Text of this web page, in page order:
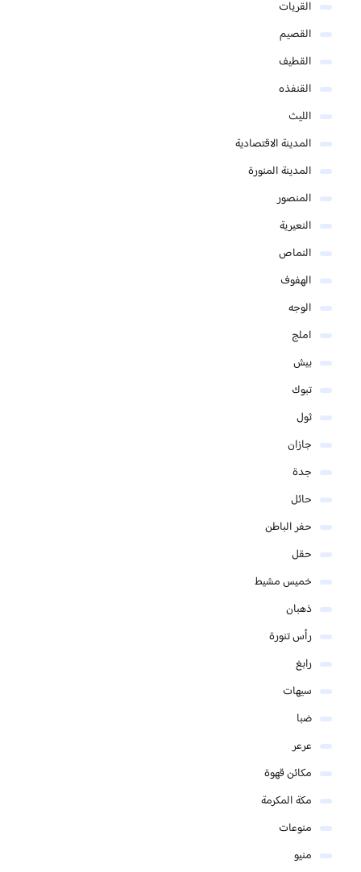
القريات
القصيم
القطيف
القنفذه
الليث
المدينة الاقتصادية
المدينة المنورة
المنصور
النعيرية
النماص
الهفوف
الوجه
املج
بيش
تبوك
ثول
جازان
جدة
حائل
حفر الباطن
حقل
خميس مشيط
ذهبان
رأس تنورة
رابغ
سيهات
ضبا
عرعر
مكائن قهوة
مكة المكرمة
منوعات
منيو